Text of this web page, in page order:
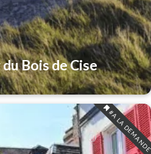
Bois de Cise
#A LA